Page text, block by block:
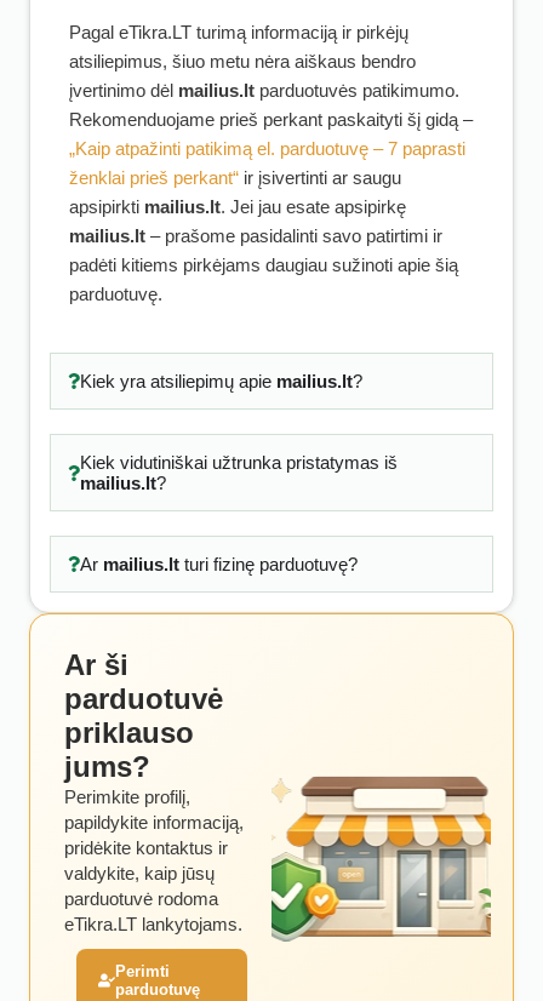
Pagal eTikra.LT turimą informaciją ir pirkėjų
atsiliepimus, šiuo metu nėra aiškaus bendro
įvertinimo dėl mailius.lt parduotuvės patikimumo.
Rekomenduojame prieš perkant paskaityti šį gidą –
„Kaip atpažinti patikimą el. parduotuvę – 7 paprasti
ženklai prieš perkant“ ir įsivertinti ar saugu
apsipirkti mailius.lt. Jei jau esate apsipirkę
mailius.lt – prašome pasidalinti savo patirtimi ir
padėti kitiems pirkėjams daugiau sužinoti apie šią
parduotuvę.
Kiek yra atsiliepimų apie mailius.lt?
Kiek vidutiniškai užtrunka pristatymas iš
mailius.lt?
Ar mailius.ltturi fizinę parduotuvę?
Ar ši
parduotuvė
priklauso
jums?
Perimkite profilį,
papildykite informaciją,
pridėkite kontaktus ir
valdykite, kaip jūsų
parduotuvė rodoma
eTikra.LT lankytojams.
Perimti
parduotuvę